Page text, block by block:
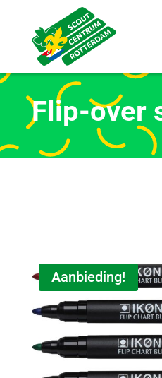
Flip-over
Aanbieding!